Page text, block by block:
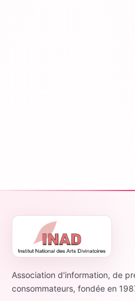
Association d'information, de
consommateurs, fondée en